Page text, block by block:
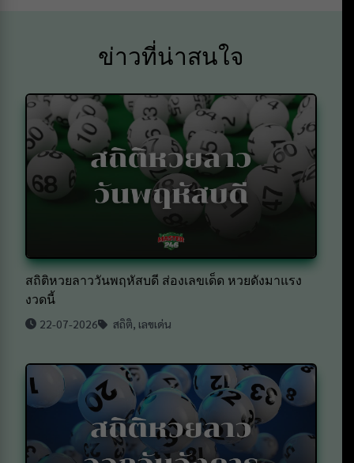
ข่าวที่น่าสนใจ
สถิติหวยลาววันพฤหัสบดี ส่องเลขเด็ด หวยดังมาแรง
งวดนี้
22-07-2026 สถิติ, เลขเด่น